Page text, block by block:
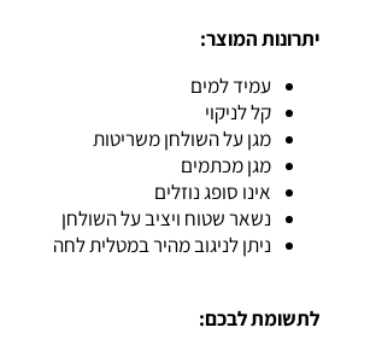
יתרונות המוצר:
עמיד למים
קל לניקוי
מגן על השולחן משריטות
מגן מכתמים
אינו סופג נוזלים
נשאר שטוח ויציב על השולחן
ניתן לניגוב מהיר במטלית לחה
לתשומת לבכם: